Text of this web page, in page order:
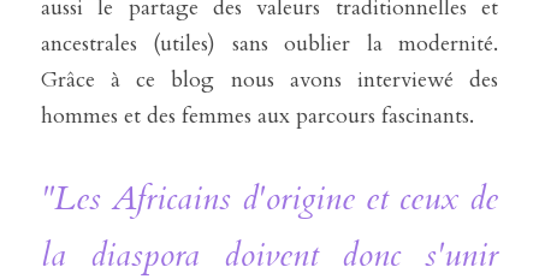
aussi le partage des valeurs traditionnelles et
ancestrales (utiles) sans oublier la modernité.
Grâce à ce blog nous avons interviewé des
hommes et des femmes aux parcours fascinants.
"Les Africains d'origine et ceux de
la diaspora doivent donc s'unir